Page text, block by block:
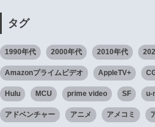
タグ
1990年代 2000年代 2010年代
Amazonプライムビデオ AppleTV+
Hulu MCU prime video SF u-
アドベンチャー アニメ アメコミ